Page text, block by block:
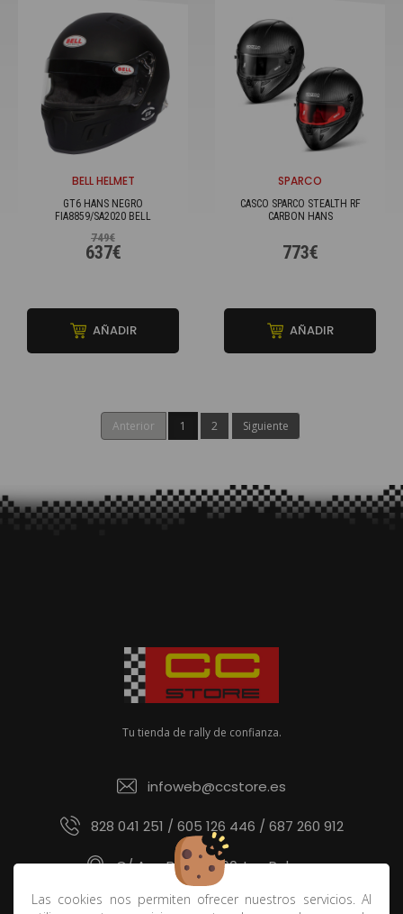
Las cookies nos permiten ofrecer nuestros servicios. Al
BELL HELMET
GT6 HANS NEGRO
FIA8859/SA2020 BELL
749€
637€
AÑADIR
SPARCO
CASCO SPARCO STEALTH RF
CARBON HANS
773€
AÑADIR
Anterior 1 2 Siguiente
Tu tienda de rally de confianza.
infoweb@ccstore.es
828 041 251 / 605 126 446 / 687 260 912
C/ Ana Benítez 60, Las Palmas